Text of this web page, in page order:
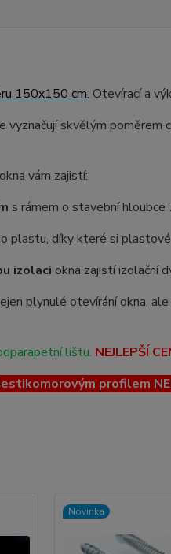
150x150 cm. Otevírací a
vyznačují skvělým
vám zajistí:
s rámem o stavební
plastu, díky které si
izolaci okna zajistí izolační
plynulé otevírání okna,
lištu. NEJLEPŠÍ
profilem
Novinka